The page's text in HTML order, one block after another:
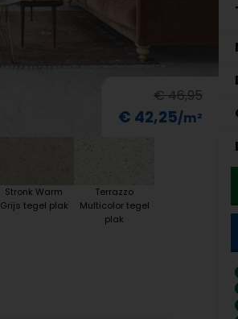
€ 46,95
€ 42,25
Stronk Warm
Grijs tegel plak
Terrazzo
Multicolor tegel
plak